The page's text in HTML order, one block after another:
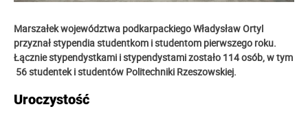
Marszałek województwa podkarpackiego Władysław Ortyl
przyznał stypendia studentkom i studentom pierwszego roku.
Łącznie stypendystkami i stypendystami zostało 114 osób, w tym
56 studentek i studentów Politechniki Rzeszowskiej.
Uroczystość